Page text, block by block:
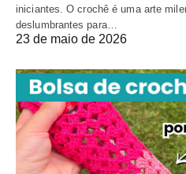
iniciantes. O crochê é uma arte
deslumbrantes para…
23 de maio de 2026